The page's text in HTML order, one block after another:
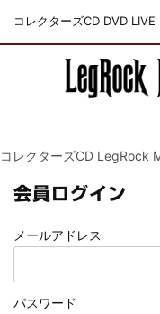
コレクターズCD DVD
コレクターズCD LegRock
会員ログイン
メールアドレス
パスワード